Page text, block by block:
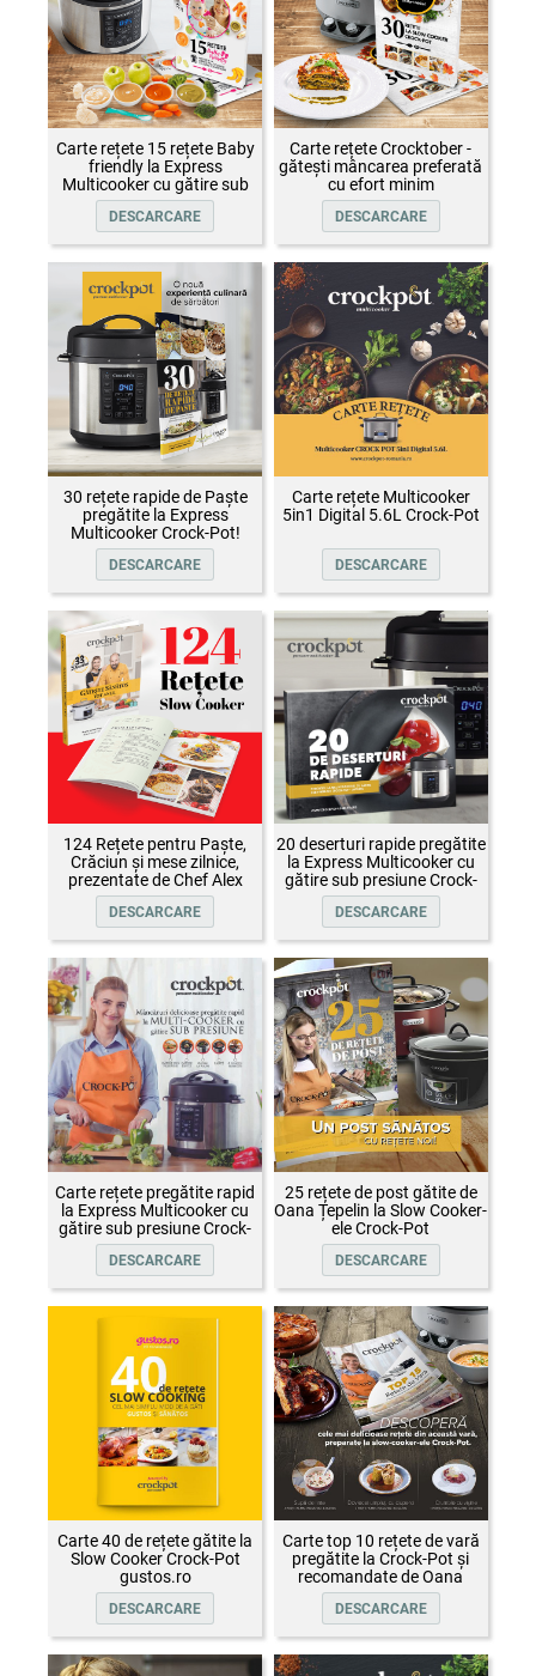
Carte rețete 15 rețete Baby
friendly la Express
Multicooker cu gătire sub
presiune Crock-Pot
DESCARCARE
Carte rețete Crocktober -
gătești mâncarea preferată
cu efort minim
DESCARCARE
30 rețete rapide de Paște
pregătite la Express
Multicooker Crock-Pot!
DESCARCARE
Carte rețete Multicooker
5in1 Digital 5.6L Crock-Pot
DESCARCARE
124 Rețete pentru Paște,
Crăciun și mese zilnice,
prezentate de Chef Alex
Cîrțu și invitații săi
DESCARCARE
20 deserturi rapide pregătite
la Express Multicooker cu
gătire sub presiune Crock-
Pot
DESCARCARE
Carte rețete pregătite rapid
la Express Multicooker cu
gătire sub presiune Crock-
Pot
DESCARCARE
25 rețete de post gătite de
Oana Țepelin la Slow Cooker-
ele Crock-Pot
DESCARCARE
Carte 40 de rețete gătite la
Slow Cooker Crock-Pot
gustos.ro
DESCARCARE
Carte top 10 rețete de vară
pregătite la Crock-Pot și
recomandate de Oana
Țepelin
DESCARCARE